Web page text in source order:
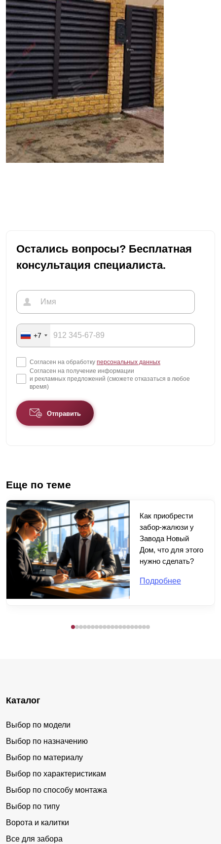
Остались вопросы? Бесплатная
консультация специалиста.
+7
Согласен на обработку персональных данных
Согласен на получение информации
и рекламных предложений (сможете отказаться в любое
время)
Отправить
Еще по теме
Как приобрести
забор-жалюзи у
Завода Новый
Дом, что для этого
нужно сделать?
Подробнее
Каталог
Выбор по модели
Выбор по назначению
Выбор по материалу
Выбор по характеристикам
Выбор по способу монтажа
Выбор по типу
Ворота и калитки
Все для забора